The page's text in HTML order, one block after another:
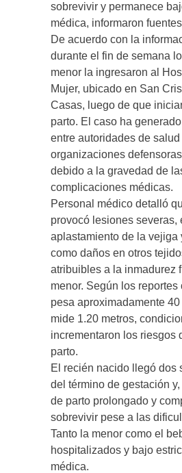
sobrevivir y permanece
médica, informaron
De acuerdo con la
durante el fin de semana
menor la ingresaron al
Mujer, ubicado en San
Casas, luego de que
parto. El caso ha
entre autoridades de salud
organizaciones
debido a la gravedad de
complicaciones médicas.
Personal médico detalló
provocó lesiones severas,
aplastamiento de la vejiga
como daños en otros
atribuibles a la inmadurez
menor. Según los
pesa aproximadamente
mide 1.20 metros,
incrementaron los riesgos
parto.
El recién nacido llegó dos
del término de gestación
de parto prolongado y
sobrevivir pese a las
Tanto la menor como el
hospitalizados y bajo
médica.